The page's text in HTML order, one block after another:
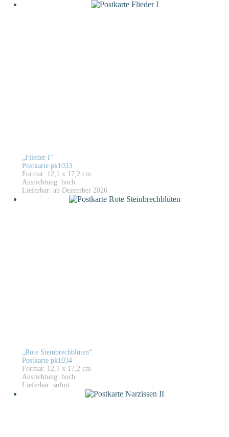
„Flieder I“
Postkarte pk1033
Format: 12,1 x 17,2 cm
Ausrichtung: hoch
Lieferbar: ab Dezember 2026
„Rote Steinbrechblüten“
Postkarte pk1034
Format: 12,1 x 17,2 cm
Ausrichtung: hoch
Lieferbar: sofort